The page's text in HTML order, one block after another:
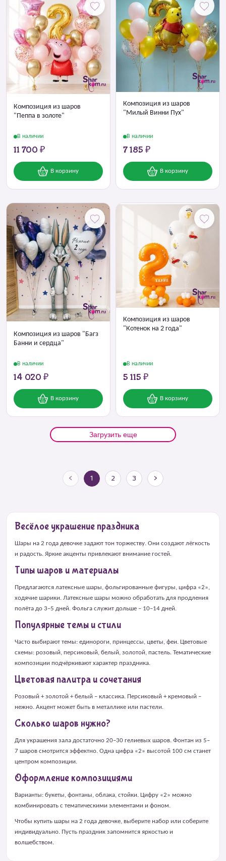
Композиция из шаров
"Пеппа в золоте"
В наличии
11 700 ₽
В корзину
Композиция из шаров
"Милый Винни Пух"
В наличии
7 185 ₽
В корзину
Композиция из шаров "Багз
Банни и сердца"
В наличии
14 020 ₽
В корзину
Композиция из шаров
"Котенок на 2 года"
В наличии
5 115 ₽
В корзину
Загрузить еще
< 1 2 3 >
Весёлое украшение праздника
Шары на 2 года девочке задают тон торжеству. Они создают лёгкость
и радость. Яркие акценты привлекают внимание гостей.
Типы шаров и материалы
Предлагаются латексные шары, фольгированные фигуры, цифра «2»,
ходячие шарики. Латексные шары можно обработать для продления
полёта до 3–5 дней. Фольга служит дольше – 10–14 дней.
Популярные темы и стили
Часто выбирают темы: единороги, принцессы, цветы, феи. Цветовые
схемы: розовый, персиковый, белый, золотой, пастель. Тематические
композиции подчёркивают характер праздника.
Цветовая палитра и сочетания
Розовый + золотой + белый – классика. Персиковый + кремовый –
нежно. Акцент может быть в металлике или пастели.
Сколько шаров нужно?
Для украшения зала достаточно 20–30 гелиевых шаров. Фонтан из 5–
7 шаров смотрится эффектно. Одна цифра «2» высотой 100 см станет
центром композиции.
Оформление композициями
Варианты: букеты, фонтаны, облака, стойки. Цифру «2» можно
комбинировать с тематическими элементами и фоном.
Чтобы купить шары на 2 года девочке, выберите набор или соберите
индивидуально. Пусть праздник запомнится яркостью и
волшебством.